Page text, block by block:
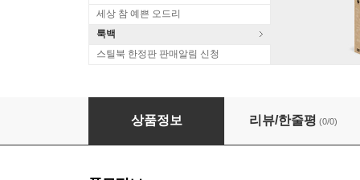
세상 참 예쁜 오드리
룩백
스틸북 한정판 판매알림 신청
헨릭 쉐링 인 리사이틀 - 바이올린 앙코르
상품정보 리뷰/한줄평 (0/0)